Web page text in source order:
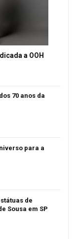
a OOH
70 anos da
para a
de
Sousa em SP